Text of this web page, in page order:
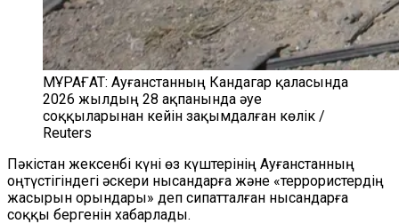
МҰРАҒАТ: Ауғанстанның Кандагар қаласында
2026 жылдың 28 ақпанында әуе
соққыларынан кейін зақымдалған көлік /
Reuters
Пәкістан жексенбі күні өз күштерінің Ауғанстанның
оңтүстігіндегі әскери нысандарға және «террористердің
жасырын орындары» деп сипатталған нысандарға
соққы бергенін хабарлады.